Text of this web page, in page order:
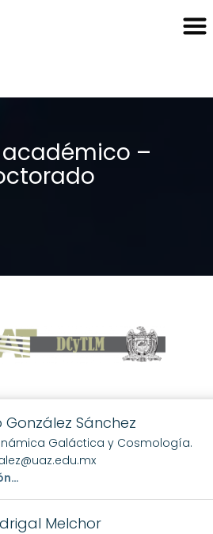
–
González Sánchez
Galáctica y Cosmología.
Melchor